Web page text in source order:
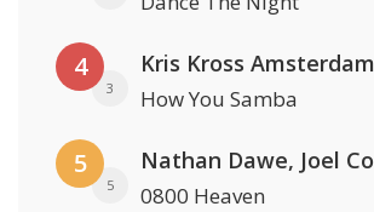
4
3 How You Samba
5
5 0800 Heaven